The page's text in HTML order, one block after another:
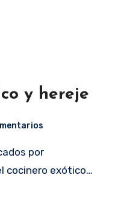
y hereje
cocinero exótico…